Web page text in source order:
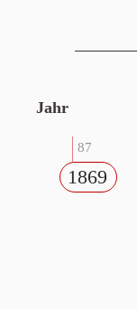
Jahr
87
1869